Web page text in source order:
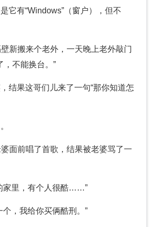
它有“Windows”（窗户），但不
新搬来个老外，一天晚上老外敲门
，不能换台。”
结果这哥们儿来了一句“那你知道怎
面前唱了首歌，结果被老婆骂了一
家里，有个人很酷……”
个，我给你买俩酷刑。”